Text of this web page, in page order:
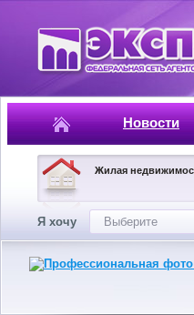
Новости
Жилая
Я хочу Выберите